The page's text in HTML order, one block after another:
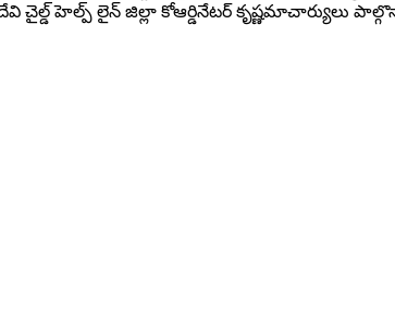
హెల్ప్ లైన్ జిల్లా కోఆర్డినేటర్ కృష్ణమాచార్యులు